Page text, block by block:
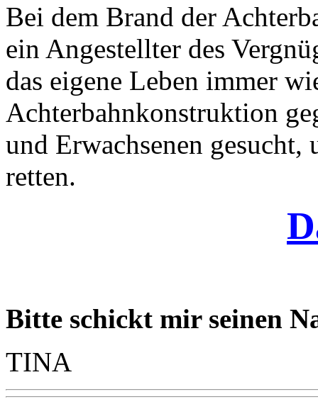
Bei dem Brand der
ein Angestellter des
das eigene Leben immer
Achterbahnkonstruktion
und Erwachsenen gesucht,
retten.
Bitte schickt mir seinen
TINA